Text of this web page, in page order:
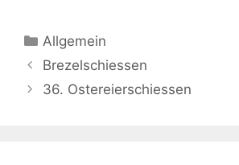
Allgemein
Brezelschiessen
36. Ostereierschiessen